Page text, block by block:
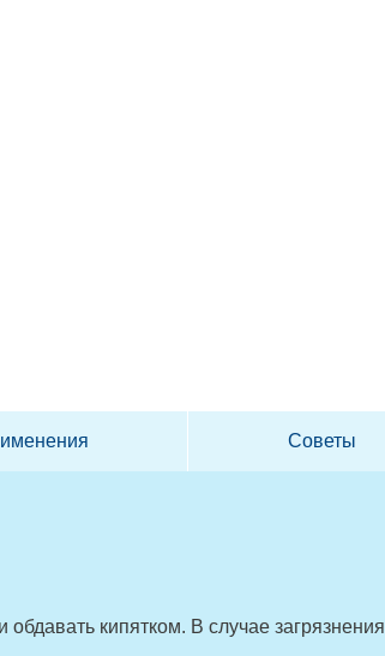
Советы
кипятком. В случае загрязнения